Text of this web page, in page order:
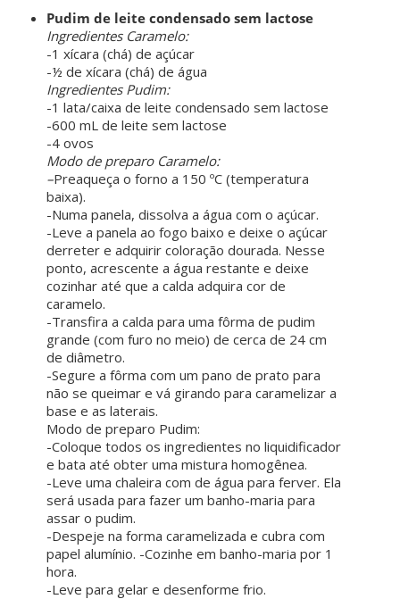
Pudim de leite condensado sem lactose
Ingredientes Caramelo:
-1 xícara (chá) de açúcar
-½ de xícara (chá) de água
Ingredientes Pudim:
-1 lata/caixa de leite condensado sem lactose
-600 mL de leite sem lactose
-4 ovos
Modo de preparo Caramelo:
–Preaqueça o forno a 150 ºC (temperatura
baixa).
-Numa panela, dissolva a água com o açúcar.
-Leve a panela ao fogo baixo e deixe o açúcar
derreter e adquirir coloração dourada. Nesse
ponto, acrescente a água restante e deixe
cozinhar até que a calda adquira cor de
caramelo.
-Transfira a calda para uma fôrma de pudim
grande (com furo no meio) de cerca de 24 cm
de diâmetro.
-Segure a fôrma com um pano de prato para
não se queimar e vá girando para caramelizar a
base e as laterais.
Modo de preparo Pudim:
-Coloque todos os ingredientes no liquidificador
e bata até obter uma mistura homogênea.
-Leve uma chaleira com de água para ferver. Ela
será usada para fazer um banho-maria para
assar o pudim.
-Despeje na forma caramelizada e cubra com
papel alumínio. -Cozinhe em banho-maria por 1
hora.
-Leve para gelar e desenforme frio.